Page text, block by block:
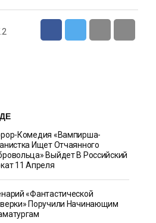
Комедия «Вампирша-
Ищет Отчаянного
Выйдет В Российский
11 Апреля
«Фантастической
Поручили Начинающим